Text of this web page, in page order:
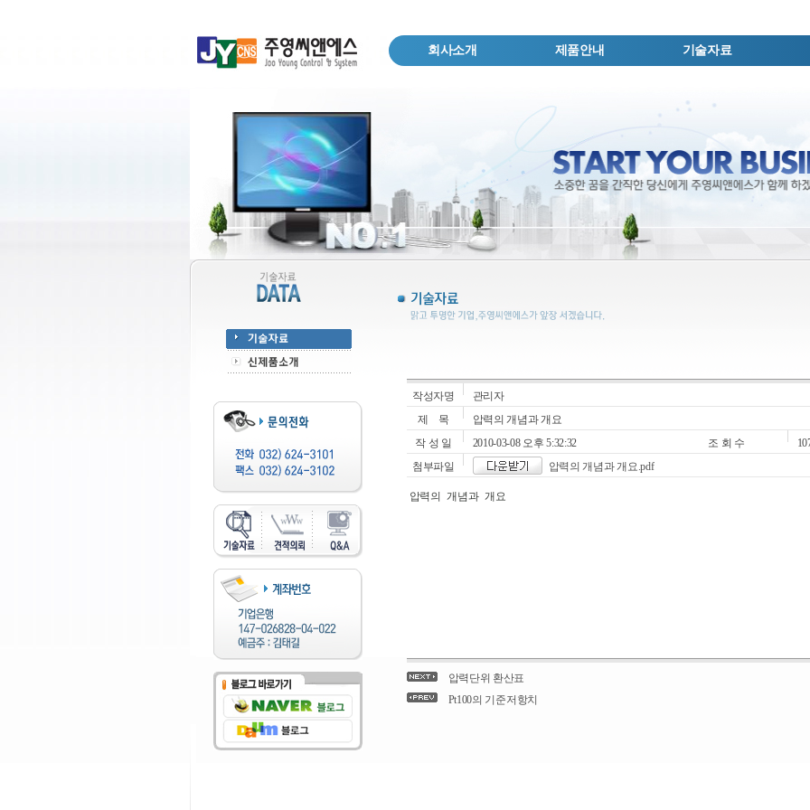
회사소개 제품안내 기술자료
작성자명
관리자
제 목
압력의 개념과 개요
작 성 일
2010-03-08 오후 5:32:32 조 회 수
첨부파일
압력의 개념과 개요.pdf
압력의 개념과 개요
압력단위 환산표
Pt100의 기준저항치